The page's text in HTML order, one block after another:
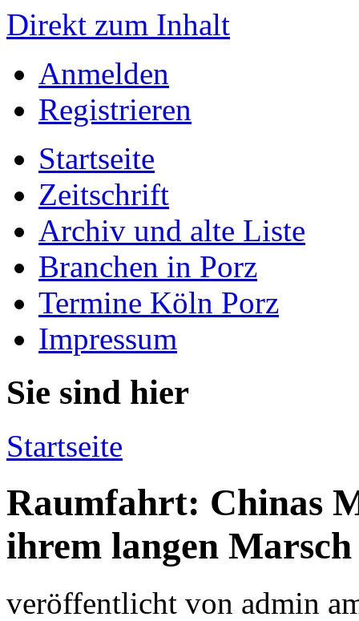
Direkt zum Inhalt
Anmelden
Registrieren
Startseite
Zeitschrift
Archiv und alte Liste
Branchen in Porz
Termine Köln Porz
Impressum
Sie sind hier
Startseite
Raumfahrt: Chinas
ihrem langen Marsch
veröffentlicht von admin